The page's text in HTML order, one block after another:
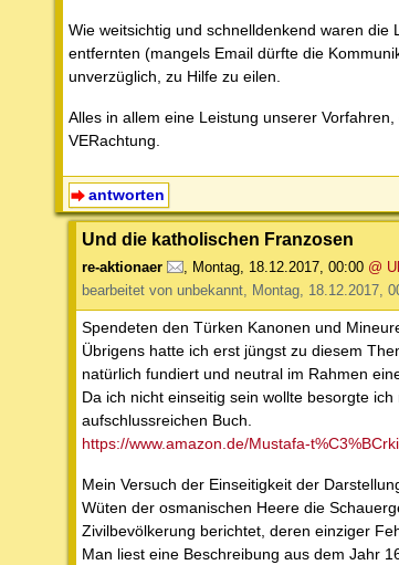
Wie weitsichtig und schnelldenkend waren
entfernten (mangels Email dürfte die
unverzüglich, zu Hilfe zu eilen.
Alles in allem eine Leistung unserer
VERachtung.
antworten
Und die katholischen Franzosen
re-aktionaer , Montag, 18.12.2017, 00:00 @
bearbeitet von unbekannt, Montag, 18.12.2017,
Spendeten den Türken Kanonen und
Übrigens hatte ich erst jüngst zu diesem
natürlich fundiert und neutral im Rahmen
Da ich nicht einseitig sein wollte besorgte
aufschlussreichen Buch.
https://www.amazon.de/Mustafa-
Mein Versuch der Einseitigkeit der
Wüten der osmanischen Heere die
Zivilbevölkerung berichtet, deren einziger
Man liest eine Beschreibung aus dem Jahr